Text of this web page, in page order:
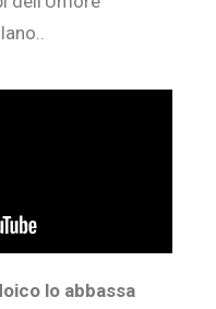
lo abbassa